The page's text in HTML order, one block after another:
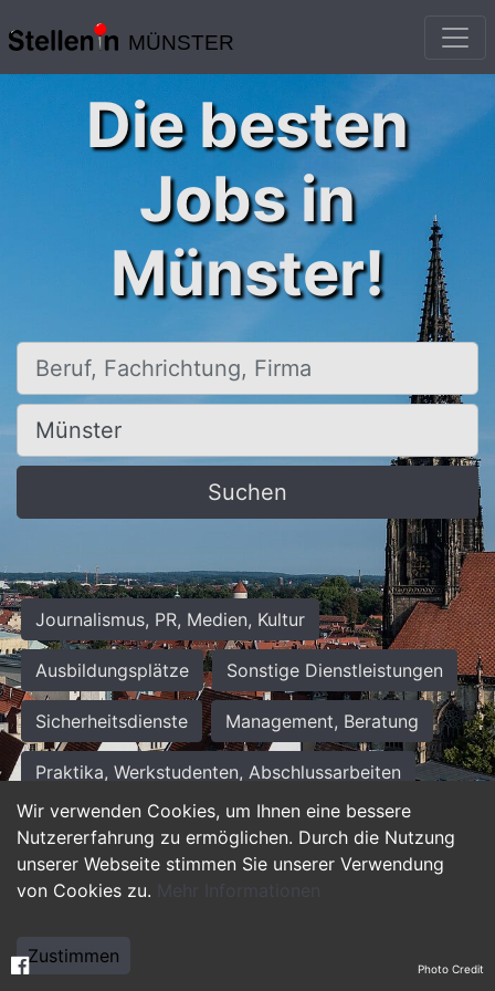
MÜNSTER
Wir verwenden Cookies, um Ihnen eine bessere
Nutzererfahrung zu ermöglichen. Durch die Nutzung
unserer Webseite stimmen Sie unserer Verwendung
von Cookies zu. Mehr Informationen
Zustimmen
Die besten
Jobs in
Münster!
Beruf, Fachrichtung, Firma
Ort, Stadt
Suchen
Journalismus, PR, Medien, Kultur
Ausbildungsplätze Sonstige Dienstleistungen
Sicherheitsdienste Management, Beratung
Praktika, Werkstudenten, Abschlussarbeiten
Personalwesen Assistenz, Sekretariat
Hilfskräfte, Aushilfs- und Nebenjobs
Weiterbildung, Studium, duale Ausbildung Photo Credit